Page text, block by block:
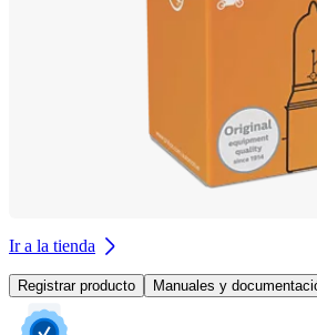
Ir a la tienda
Registrar producto Manuales y